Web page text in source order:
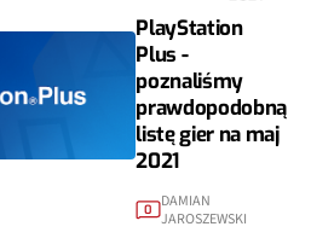
PlayStation
Plus -
poznaliśmy
prawdopodobną
listę gier na maj
2021
0 DAMIAN
JAROSZEWSKI